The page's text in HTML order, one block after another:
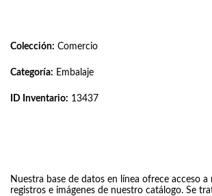
Colección: Comercio
Categoría: Embalaje
ID Inventario: 13437
Nuestra base de datos en línea ofrece acceso a
registros e imágenes de nuestro catálogo. Se